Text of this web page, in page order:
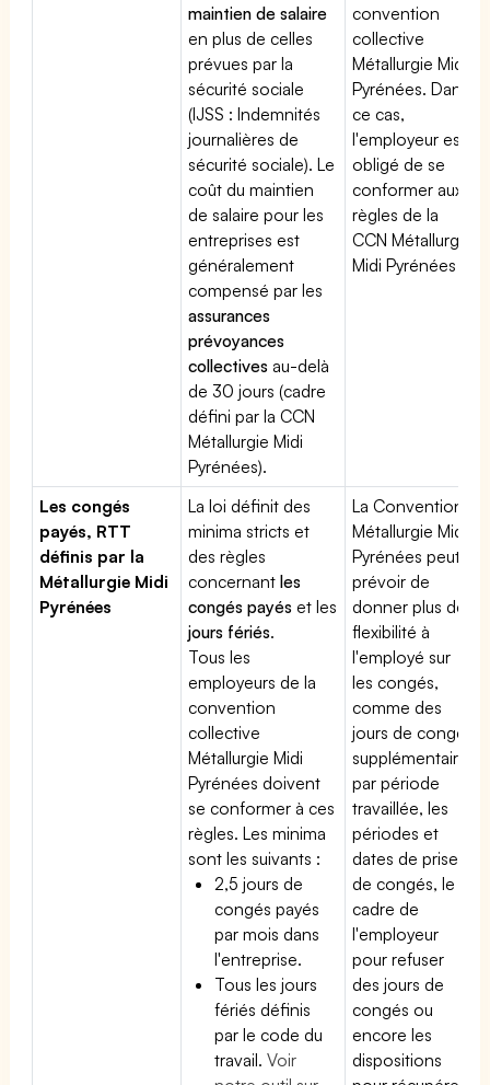
maintien de salaire
en plus de celles
prévues par la
sécurité sociale
(IJSS : Indemnités
journalières de
sécurité sociale). Le
coût du maintien
de salaire pour les
entreprises est
généralement
compensé par les
assurances
prévoyances
collectives au-delà
de 30 jours (cadre
défini par la CCN
Métallurgie Midi
Pyrénées).
convention
collective
Métallurgie Midi
Pyrénées. Dans
ce cas,
l'employeur est
obligé de se
conformer aux
règles de la
CCN Métallurgie
Midi Pyrénées
Les congés
payés, RTT
définis par la
Métallurgie Midi
Pyrénées
La loi définit des
minima stricts et
des règles
concernantles
congés payés et les
jours fériés.
Tous les
employeurs de la
convention
collective
Métallurgie Midi
Pyrénées doivent
se conformer à ces
règles. Les minima
sont les suivants :
2,5 jours de
congés payés
par mois dans
l'entreprise.
Tous les jours
fériés définis
par le code du
travail.Voir
La Convention
Métallurgie Midi
Pyrénées peut
prévoir de
donner plus de
flexibilité à
l'employé sur
les congés,
comme des
jours de congé
supplémentaires
par période
travaillée, les
périodes et
dates de prise
de congés, le
cadre de
l'employeur
pour refuser
des jours de
congés ou
encore les
dispositions